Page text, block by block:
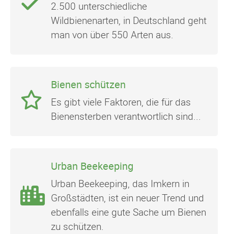
2.500 unterschiedliche
Wildbienenarten, in Deutschland geht
man von über 550 Arten aus.
Bienen schützen
Es gibt viele Faktoren, die für das
Bienensterben verantwortlich sind...
Urban Beekeeping
Urban Beekeeping, das Imkern in
Großstädten, ist ein neuer Trend und
ebenfalls eine gute Sache um Bienen
zu schützen.